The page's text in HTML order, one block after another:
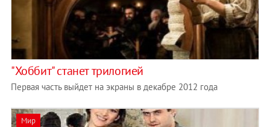
"Хоббит" станет трилогией
Первая часть выйдет на экраны в декабре 2012 года
Мир